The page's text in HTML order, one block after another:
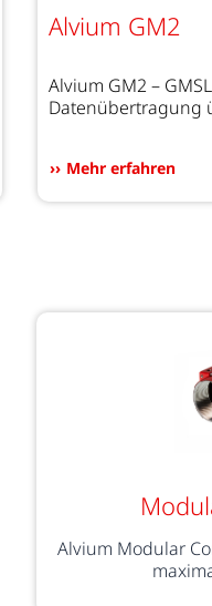
Alvium GM2
Alvium GM2 –
Datenübertragung
Mehr erfahren
Alvium Modular